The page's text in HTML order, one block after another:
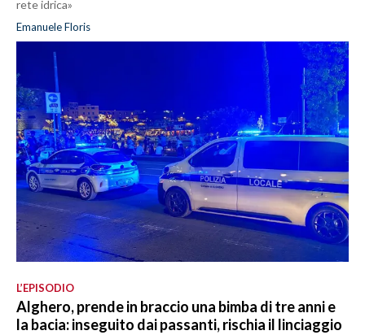
rete idrica»
Emanuele Floris
L’EPISODIO
Alghero, prende in braccio una bimba di tre anni e
la bacia: inseguito dai passanti, rischia il linciaggio